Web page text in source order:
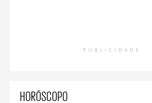
PUBLICIDADE
HORÓSCOPO